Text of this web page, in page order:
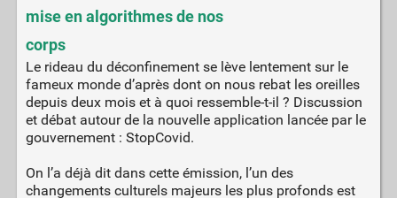
mise en algorithmes de nos
corps
Le rideau du déconfinement se lève lentement sur le
fameux monde d’après dont on nous rebat les oreilles
depuis deux mois et à quoi ressemble-t-il ? Discussion
et débat autour de la nouvelle application lancée par le
gouvernement : StopCovid.
On l’a déjà dit dans cette émission, l’un des
changements culturels majeurs les plus profonds est